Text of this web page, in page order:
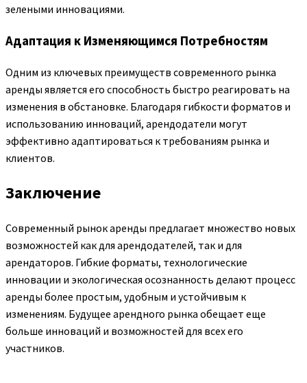
зелеными инновациями.
Адаптация к Изменяющимся Потребностям
Одним из ключевых преимуществ современного рынка
аренды является его способность быстро реагировать на
изменения в обстановке. Благодаря гибкости форматов и
использованию инноваций, арендодатели могут
эффективно адаптироваться к требованиям рынка и
клиентов.
Заключение
Современный рынок аренды предлагает множество новых
возможностей как для арендодателей, так и для
арендаторов. Гибкие форматы, технологические
инновации и экологическая осознанность делают процесс
аренды более простым, удобным и устойчивым к
изменениям. Будущее арендного рынка обещает еще
больше инноваций и возможностей для всех его
участников.